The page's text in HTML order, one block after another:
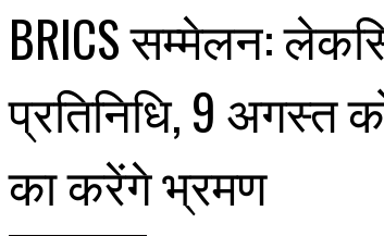
BRICS सम्मेलन:
प्रतिनिधि, 9 अगस्त
का करेंगे भ्रमण